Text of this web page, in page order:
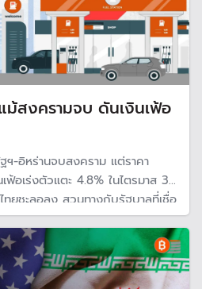
สงครามจบ ดันเงินเฟ้อ
-อิหร่านจบสงคราม แต่ราคา
อเร่งตัวแตะ 4.8% ในไตรมาส 3-
ยชะลอลง สวนทางกับรัฐบาลที่เชื่อ
ถานการณ์ตะวันออกกลาง